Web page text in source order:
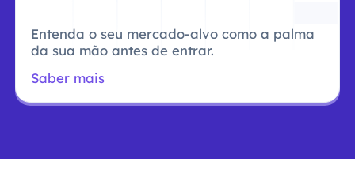
Entenda o seu mercado-alvo como a palma
da sua mão antes de entrar.
Saber mais